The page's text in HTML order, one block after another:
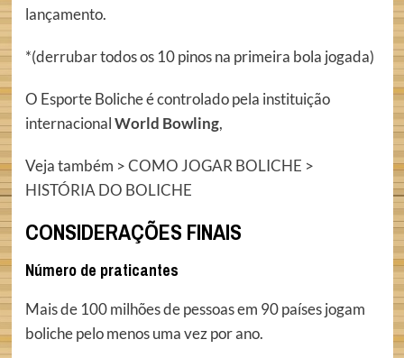
lançamento.
*(derrubar todos os 10 pinos na primeira bola jogada)
O Esporte Boliche é controlado pela instituição
internacionalWorld Bowling,
Veja também >COMO JOGAR BOLICHE >
HISTÓRIA DO BOLICHE
CONSIDERAÇÕES FINAIS
Número de praticantes
Mais de 100 milhões de pessoas em 90 países jogam
boliche pelo menos uma vez por ano.